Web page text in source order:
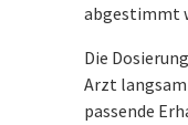
abgestimmt
Die
Arzt
passende